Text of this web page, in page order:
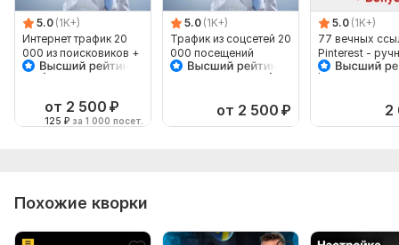
5.0 (1K+)
Интернет трафик 20
000 из поисковиков +
бонус 5 тыс
от 2 500 ₽
125 ₽ за 1 000 посет.
5.0 (1K+)
Трафик из соцсетей 20
000 посещений
Вашего сайта+бонус 5
от 2 500 ₽
5.0 (1K+)
77 вечных
Pinterest -
размещение +
2
Похожие кворки